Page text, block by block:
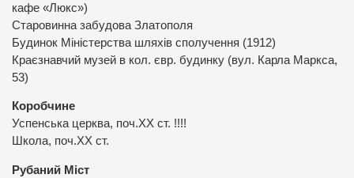
кафе «Люкс»)
Старовинна забудова Златополя
Будинок Міністерства шляхів сполучення (1912)
Краєзнавчий музей в кол. євр. будинку (вул. Карла Маркса,
53)
Коробчине
Успенська церква, поч.ХХ ст. !!!!
Школа, поч.ХХ ст.
Рубаний Міст